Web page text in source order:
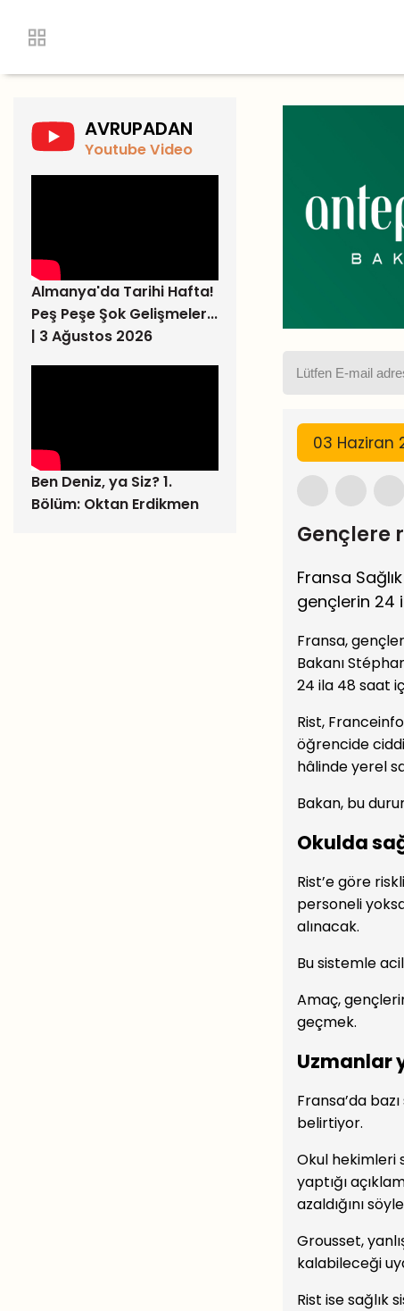
AVRUPADAN
Youtube Video
Almanya'da Tarihi Hafta!
Peş Peşe Şok Gelişmeler...
| 3 Ağustos 2026
Ben Deniz, ya Siz? 1.
Bölüm: Oktan Erdikmen
03 Haziran
Gençlere
Fransa
gençlerin 24
Fransa,
Bakanı
24 ila 48 saat
Rist,
öğrencide
hâlinde yerel
Bakan, bu
Okulda
Rist’e göre
personeli
alınacak.
Bu sistemle
Amaç,
geçmek.
Uzmanlar
Fransa’da
belirtiyor.
Okul hekimleri
yaptığı
azaldığını
Grousset,
kalabileceği
Rist ise sağlık